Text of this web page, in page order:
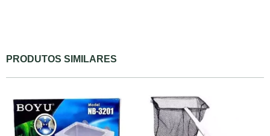
PRODUTOS SIMILARES